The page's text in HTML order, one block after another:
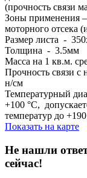
(прочность связи
Зоны применения –
моторного отсека
Размер листа -
Толщина - 3.5мм
Масса на 1 кв.м.
Прочность связи
н/см
Температурный
+100 °С,
температур до
Показать на карте
Не нашли
сейчас!